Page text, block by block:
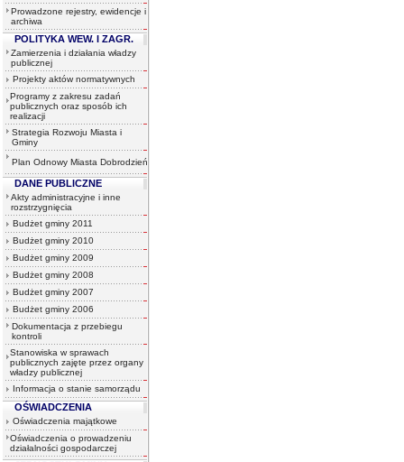
Prowadzone rejestry, ewidencje i
archiwa
POLITYKA WEW. I ZAGR.
Zamierzenia i działania władzy
publicznej
Projekty aktów normatywnych
Programy z zakresu zadań
publicznych oraz sposób ich
realizacji
Strategia Rozwoju Miasta i
Gminy
Plan Odnowy Miasta Dobrodzień
DANE PUBLICZNE
Akty administracyjne i inne
rozstrzygnięcia
Budżet gminy 2011
Budżet gminy 2010
Budżet gminy 2009
Budżet gminy 2008
Budżet gminy 2007
Budżet gminy 2006
Dokumentacja z przebiegu
kontroli
Stanowiska w sprawach
publicznych zajęte przez organy
władzy publicznej
Informacja o stanie samorządu
OŚWIADCZENIA
Oświadczenia majątkowe
Oświadczenia o prowadzeniu
działalności gospodarczej